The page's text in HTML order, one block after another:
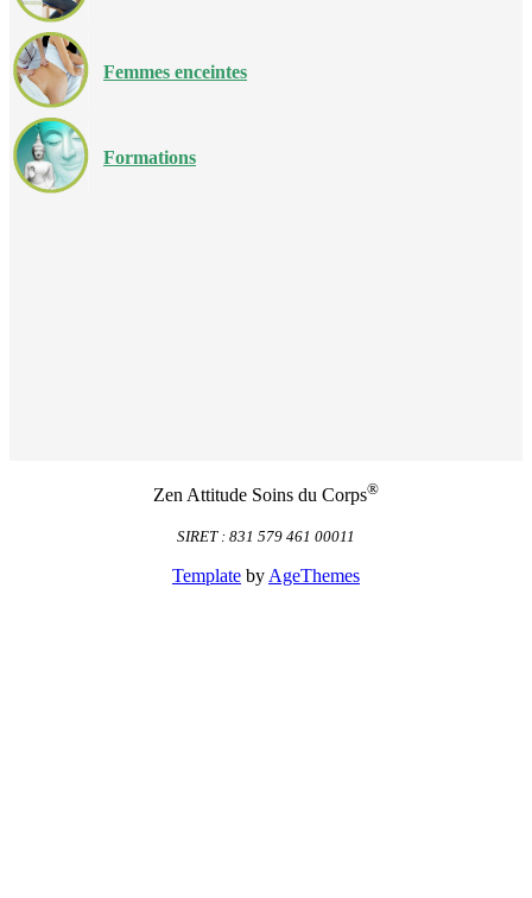
Femmes enceintes
Formations
Zen Attitude Soins du Corps®
SIRET : 831 579 461 00011
Template by AgeThemes